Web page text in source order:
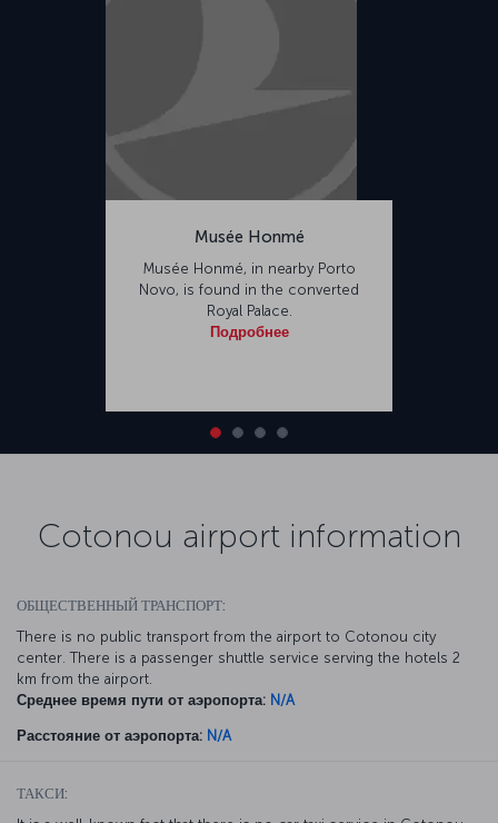
Musée Honmé
Musée Honmé, in nearby Porto
Novo, is found in the converted
Royal Palace.
Подробнее
Cotonou airport information
ОБЩЕСТВЕННЫЙ ТРАНСПОРТ:
There is no public transport from the airport to Cotonou city
center. There is a passenger shuttle service serving the hotels 2
km from the airport.
Среднее время пути от аэропорта: N/A
Расстояние от аэропорта: N/A
ТАКСИ: